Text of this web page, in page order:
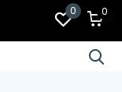
0 0